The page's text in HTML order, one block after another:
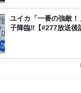
ユイカ「一番の強敵
子降臨‼【#277放送後